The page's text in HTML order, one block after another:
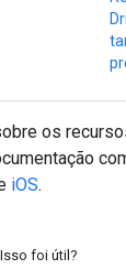
os
iOS.
Isso foi útil?